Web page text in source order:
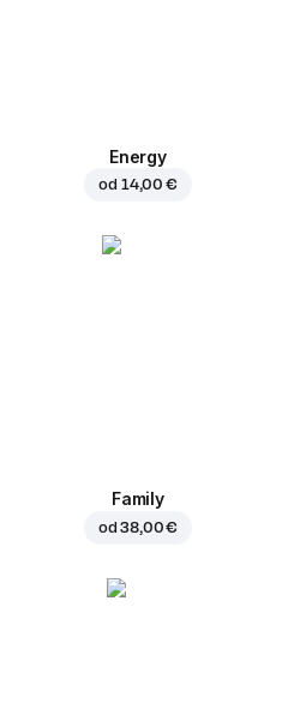
Energy
od 14,00 €
Family
od38,00 €